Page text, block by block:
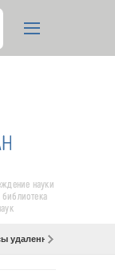
науки
библиотека
удаленного доступа